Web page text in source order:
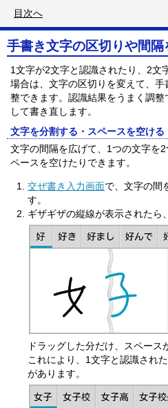
目次へ
手書き文字の区切りや間隔
1文字が2文字と認識されたり、2文
場合は、文字の区切りを変えて、
整できます。認識結果をうまく調
して書き直します。
文字を分割する・スペースを空ける
文字の間隔を広げて、1つの文字を
ペースを空けたりできます。
交ぜ書き入力画面で、文字の間
す。
ギザギザの縦線が表示されたら
ドラッグした分だけ、スペース
これにより、1文字と認識され
があります。